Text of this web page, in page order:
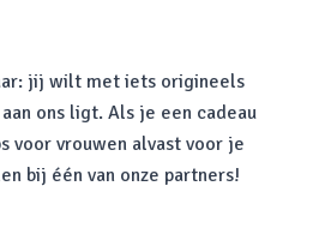
jij wilt met iets origineels
ons ligt. Als je een cadeau
voor vrouwen alvast voor je
bij één van onze partners!